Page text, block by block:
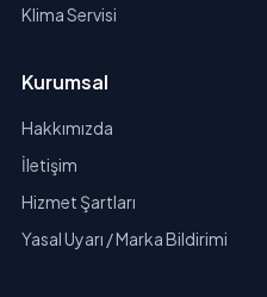
Klima Servisi
Kurumsal
Hakkımızda
İletişim
Hizmet Şartları
Yasal Uyarı / Marka Bildirimi